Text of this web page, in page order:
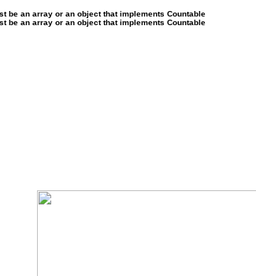
be an array or an object that implements Countable
be an array or an object that implements Countable